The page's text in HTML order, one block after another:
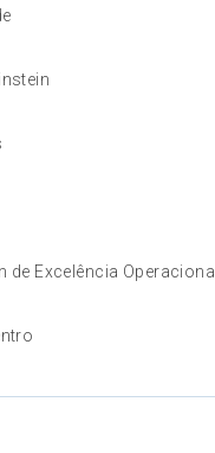
de Excelência Operacional